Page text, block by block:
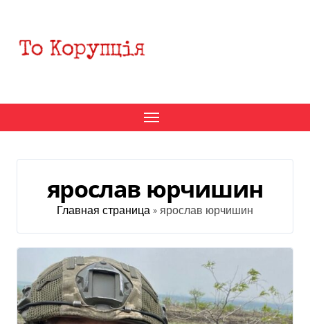
содержанию
ярослав юрчишин
Главная страница » ярослав юрчишин